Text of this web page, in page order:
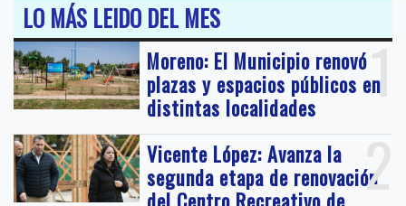
LO MÁS LEIDO DEL MES
1
Moreno: El Municipio renovó
plazas y espacios públicos en
distintas localidades
2
Vicente López: Avanza la
segunda etapa de renovación